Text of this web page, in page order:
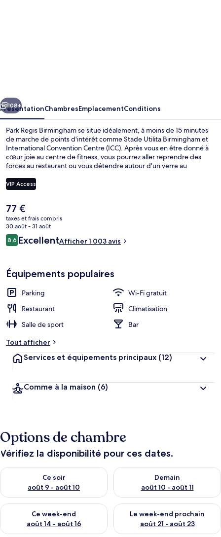
Suivant
108+
PrésentationChambresEmplacementConditions
Park Regis Birmingham se situe idéalement, à moins de 15 minutes
de marche de points d'intérêt comme Stade Utilita Birmingham et
International Convention Centre (ICC). Après vous en être donné à
cœur joie au centre de fitness, vous pourrez aller reprendre des
forces au restaurant ou vous détendre autour d'un verre au
snack-bar/une épicerie fine et une terrasse. Sympa non ? Les autres
voyageurs adorent le personnel attentionné et l'emplacement. Les
tram Five Ways est à 3 min et Arrêt de tram Brindley Place, à 6 min.
VIP Access
Le
prix
actuel
est
de
77 €
taxes et frais compris
30 août - 31 août
Avis
voyageurs
8,68,6 sur 10
ExcellentAfficher 1 003 avis
Équipements populaires
Parking
Wi-Fi gratuit
Restaurant
Climatisation
Salle de sport
Bar
Tout afficher
Services et équipements principaux (12)
Comme à la maison (6)
Options de chambre
Vérifiez la disponibilité pour ces dates.
Ce soir
août 9 - août 10
Vérifier la disponibilité pour ce soir août 9 - août 10
Demain
août 10 - août 11
Vérifier la disponibilité pour
Ce week-end
août 14 - août 16
Vérifier la disponibilité pour ce week-end août 14 - août 16
Le week-end prochain
août 21 - août 23
Vérifier la disponibilité pour